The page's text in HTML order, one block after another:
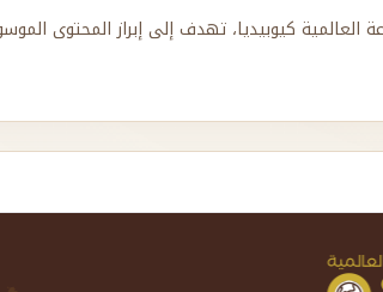
كيوبيديا، تهدف إلى إبراز المحتوى